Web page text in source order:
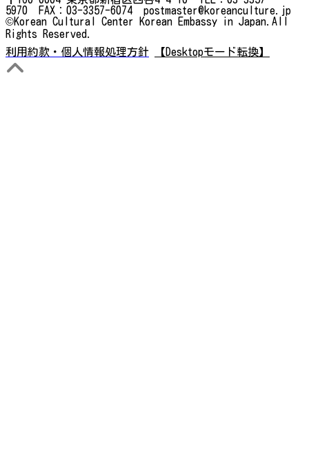
5970 FAX：03-3357-6074 postmaster@koreanculture.jp
©Korean Cultural Center Korean Embassy in Japan.All
Rights Reserved.
利用約款・個人情報処理方針
【Desktopモード転換】